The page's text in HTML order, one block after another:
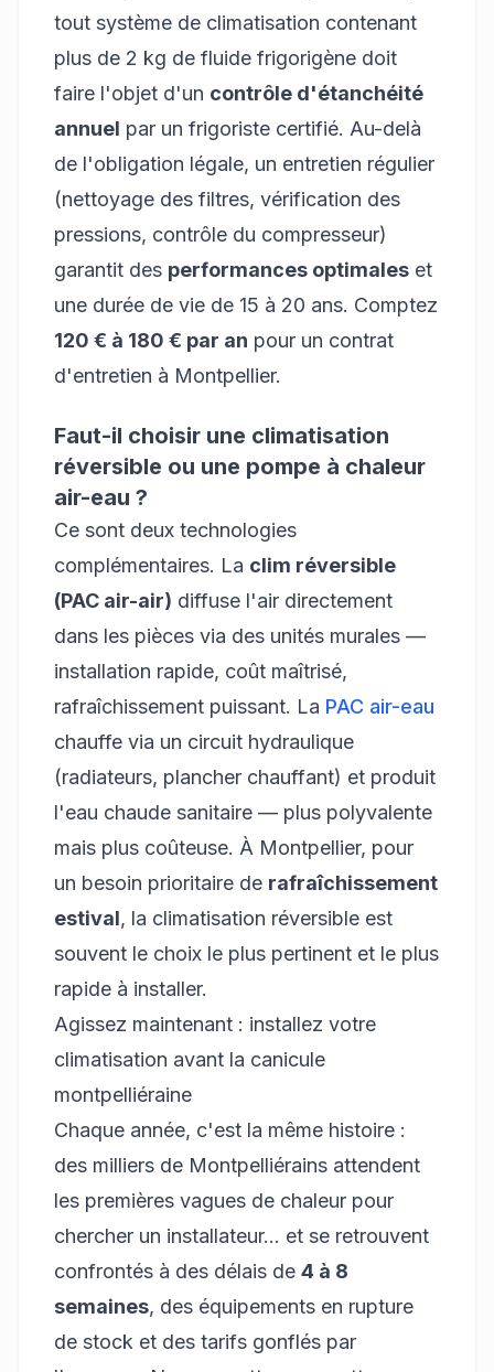
tout système de climatisation contenant
plus de 2 kg de fluide frigorigène doit
faire l'objet d'un contrôle d'étanchéité
annuel par un frigoriste certifié. Au-delà
de l'obligation légale, un entretien régulier
(nettoyage des filtres, vérification des
pressions, contrôle du compresseur)
garantit des performances optimales et
une durée de vie de 15 à 20 ans. Comptez
120 € à 180 € par an pour un contrat
d'entretien à Montpellier.
Faut-il choisir une climatisation
réversible ou une pompe à chaleur
air-eau ?
Ce sont deux technologies
complémentaires. La clim réversible
(PAC air-air) diffuse l'air directement
dans les pièces via des unités murales —
installation rapide, coût maîtrisé,
rafraîchissement puissant. La PAC air-eau
chauffe via un circuit hydraulique
(radiateurs, plancher chauffant) et produit
l'eau chaude sanitaire — plus polyvalente
mais plus coûteuse. À Montpellier, pour
un besoin prioritaire de rafraîchissement
estival, la climatisation réversible est
souvent le choix le plus pertinent et le plus
rapide à installer.
Agissez maintenant : installez votre
climatisation avant la canicule
montpelliéraine
Chaque année, c'est la même histoire :
des milliers de Montpelliérains attendent
les premières vagues de chaleur pour
chercher un installateur… et se retrouvent
confrontés à des délais de 4 à 8
semaines, des équipements en rupture
de stock et des tarifs gonflés par